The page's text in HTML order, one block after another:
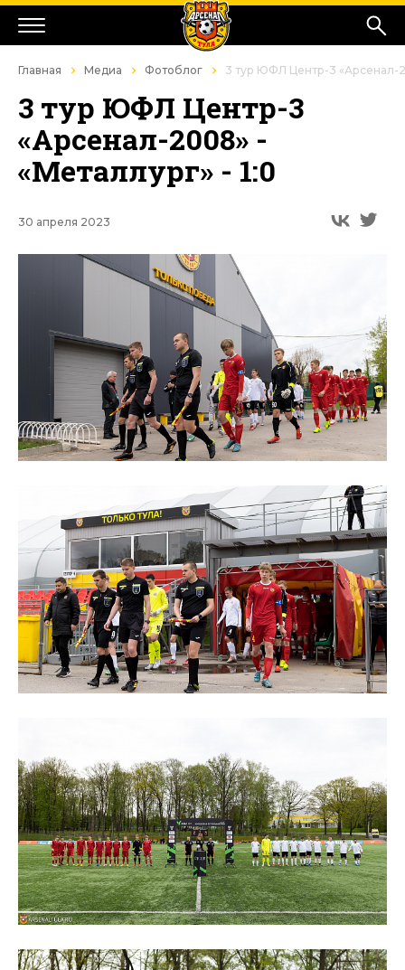
Главная Медиа Фотоблог 3 тур ЮФЛ Центр-3 «Арсенал-
3 тур ЮФЛ Центр-3
«Арсенал-2008» -
«Металлург» - 1:0
30 апреля 2023